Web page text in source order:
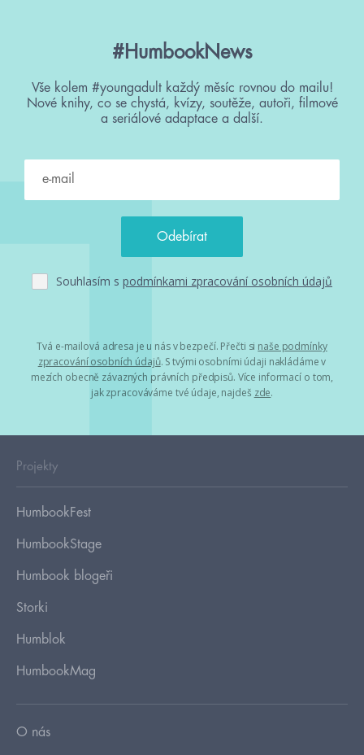
#HumbookNews
Vše kolem #youngadult každý měsíc rovnou do mailu!
Nové knihy, co se chystá, kvízy, soutěže, autoři, filmové
a seriálové adaptace a další.
Souhlasím s podmínkami zpracování osobních údajů
Tvá e-mailová adresa je u nás v bezpečí. Přečti si naše podmínky
zpracování osobních údajů. S tvými osobními údaji nakládáme v
mezích obecně závazných právních předpisů. Více informací o tom,
jak zpracováváme tvé údaje, najdeš zde.
Projekty
HumbookFest
HumbookStage
Humbook blogeři
Storki
Humblok
HumbookMag
O nás